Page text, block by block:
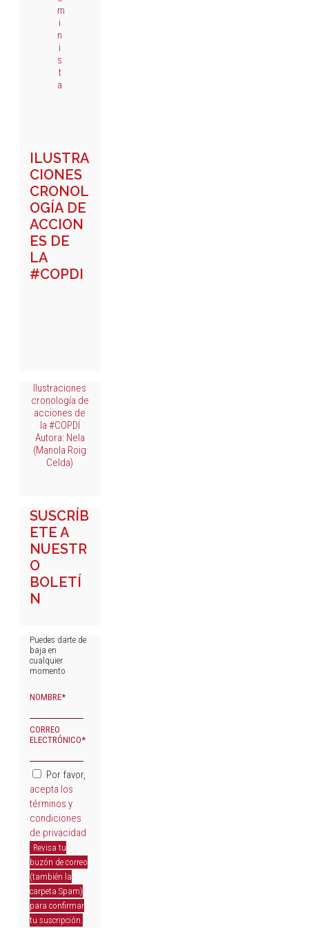
m
i
n
i
s
t
a
ILUSTRA
CIONES
CRONOL
OGÍA DE
ACCION
ES DE
LA
#COPDI
Ilustraciones
cronología de
acciones de
la #COPDI
Autora: Nela
(Manola Roig
Celda)
SUSCRÍB
ETE A
NUESTR
O
BOLETÍ
N
Puedes darte de
baja en
cualquier
momento
NOMBRE*
CORREO
ELECTRÓNICO*
Por favor,
acepta los
términos y
condiciones
de privacidad
Revisa tu
buzón de correo
(también la
carpeta Spam)
para confirmar
tu suscripción.